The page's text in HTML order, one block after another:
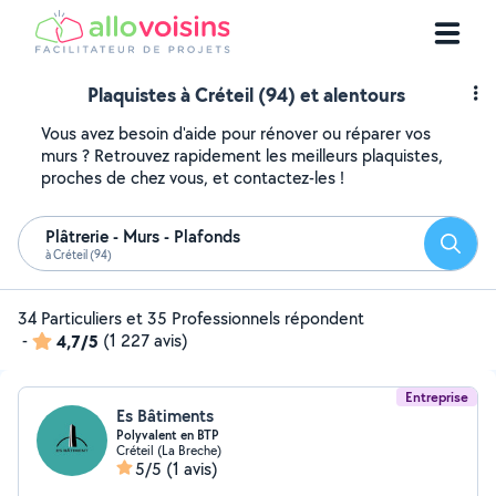
Plaquistes à Créteil (94) et alentours
Vous avez besoin d'aide pour rénover ou réparer vos
murs ? Retrouvez rapidement les meilleurs plaquistes,
proches de chez vous, et contactez-les !
Plâtrerie - Murs - Plafonds
à Créteil (94)
34 Particuliers et 35 Professionnels répondent
-
4,7/5 (1 227 avis)
Entreprise
Es Bâtiments
Polyvalent en BTP
Créteil (La Breche)
5/5 (1 avis)